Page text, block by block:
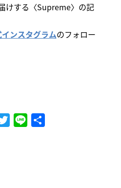
けする〈Supreme〉の記
ンスタグラムのフォロー
TwitterLine